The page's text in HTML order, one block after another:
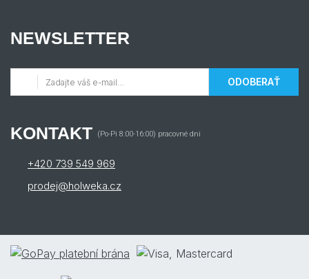
NEWSLETTER
ODOBERAŤ
KONTAKT (Po-Pi 8:00-16:00) pracovné dni
+420 739 549 969
prodej@holweka.cz